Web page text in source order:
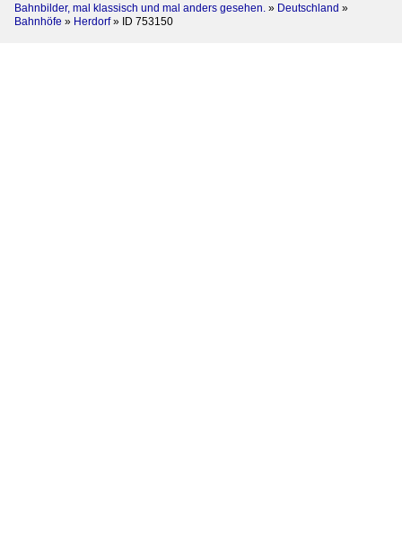
Bahnbilder, mal klassisch und mal anders gesehen. » Deutschland »
Bahnhöfe » Herdorf» ID 753150